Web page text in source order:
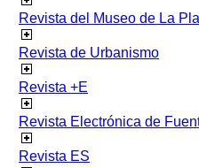
Revista del Museo de La
Revista de Urbanismo
Revista +E
Revista Electrónica de
Revista ES